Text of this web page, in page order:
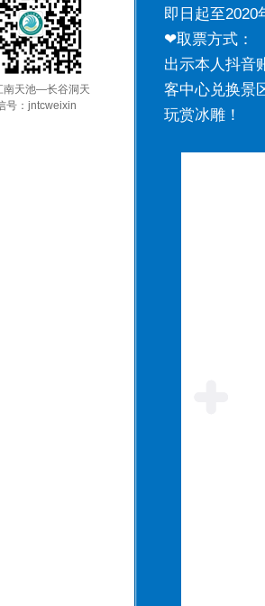
南天池—长谷洞天
号：jntcweixin
即日起至2020
❤取票方式：
出示本人抖音
客中心兑换景
玩赏冰雕！